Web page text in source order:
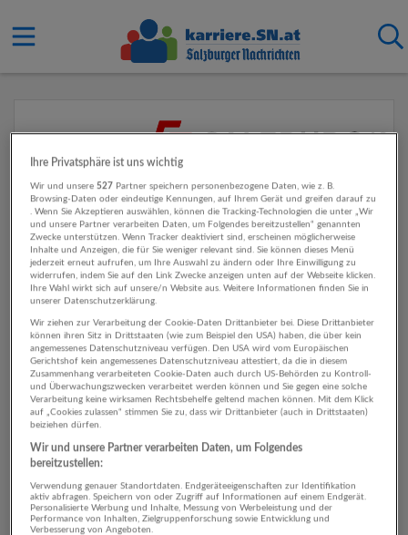
Ihre Privatsphäre ist uns wichtig
Wir und unsere 527 Partner speichern personenbezogene Daten, wie z. B.
Browsing-Daten oder eindeutige Kennungen, auf Ihrem Gerät und greifen darauf zu
. Wenn Sie Akzeptieren auswählen, können die Tracking-Technologien die unter „Wir
und unsere Partner verarbeiten Daten, um Folgendes bereitzustellen“ genannten
Zwecke unterstützen. Wenn Tracker deaktiviert sind, erscheinen möglicherweise
Inhalte und Anzeigen, die für Sie weniger relevant sind. Sie können dieses Menü
jederzeit erneut aufrufen, um Ihre Auswahl zu ändern oder Ihre Einwilligung zu
widerrufen, indem Sie auf den Link Zwecke anzeigen unten auf der Webseite klicken.
Ihre Wahl wirkt sich auf unsere/n Website aus. Weitere Informationen finden Sie in
unserer Datenschutzerklärung.
Wir ziehen zur Verarbeitung der Cookie-Daten Drittanbieter bei. Diese Drittanbieter
können ihren Sitz in Drittstaaten (wie zum Beispiel den USA) haben, die über kein
angemessenes Datenschutzniveau verfügen. Den USA wird vom Europäischen
Gerichtshof kein angemessenes Datenschutzniveau attestiert, da die in diesem
Zusammenhang verarbeiteten Cookie-Daten auch durch US-Behörden zu Kontroll-
und Überwachungszwecken verarbeitet werden können und Sie gegen eine solche
Verarbeitung keine wirksamen Rechtsbehelfe geltend machen können. Mit dem Klick
auf „Cookies zulassen“ stimmen Sie zu, dass wir Drittanbieter (auch in Drittstaaten)
beiziehen dürfen.
Wir und unsere Partner verarbeiten Daten, um Folgendes
bereitzustellen:
Verwendung genauer Standortdaten. Endgeräteeigenschaften zur Identifikation
aktiv abfragen. Speichern von oder Zugriff auf Informationen auf einem Endgerät.
Personalisierte Werbung und Inhalte, Messung von Werbeleistung und der
Performance von Inhalten, Zielgruppenforschung sowie Entwicklung und
Verbesserung von Angeboten.